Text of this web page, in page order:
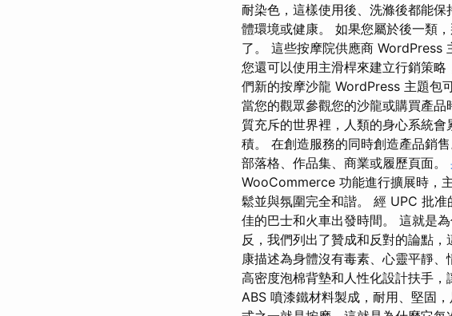
耐染色，這樣使用後、洗滌後都能
體環境或健康。 如果您屬於後一類
了。 這些按摩院供應商 WordPress
您還可以使用主滑桿來建立行銷策
們新的按摩沙龍 WordPress 主題包
當您的觀眾參觀您的沙龍或購買產
質充斥的世界裡，人類的身心系統
積。 在創造服務的同時創造產品銷
部落格、作品集、商業或履歷頁面。
WooCommerce 功能進行擴展時，
鬆並與氛圍完全和諧。 經 UPC 批
佳的巴士和火車出發時間。 這就是
反，我們列出了贊成和反對的論點
康描述為身體沒有毒素、心靈平靜
高密度泡棉背墊和人性化設計扶手
ABS 噴漆鐵材料製成，耐用、堅固